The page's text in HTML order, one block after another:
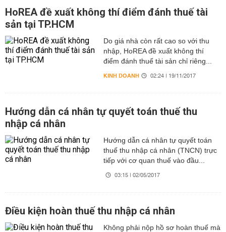
HoREA đề xuất không thí điểm đánh thuế tài
sản tại TP.HCM
Do giá nhà còn rất cao so với thu
nhập, HoREA đề xuất không thí
điểm đánh thuế tài sản chỉ riêng...
KINH DOANH 02:24 | 19/11/2017
Hướng dẫn cá nhân tự quyết toán thuế thu
nhập cá nhân
Hướng dẫn cá nhân tự quyết toán
thuế thu nhập cá nhân (TNCN) trực
tiếp với cơ quan thuế vào đầu...
03:15 | 02/05/2017
Điều kiện hoàn thuế thu nhập cá nhân
Không phải nộp hồ sơ hoàn thuế mà